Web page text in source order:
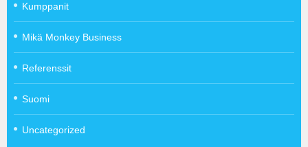
Kumppanit
Mikä Monkey Business
Referenssit
Suomi
Uncategorized